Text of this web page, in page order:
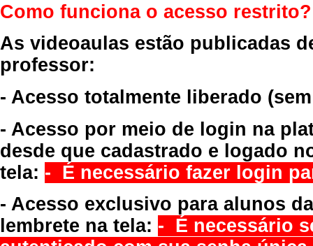
Como funciona o acesso restrito?
As videoaulas estão publicadas
professor:
- Acesso totalmente liberado
- Acesso por meio de login na
desde que cadastrado e logado
tela: - É necessário fazer login
- Acesso exclusivo para alunos
lembrete na tela: - É necessário